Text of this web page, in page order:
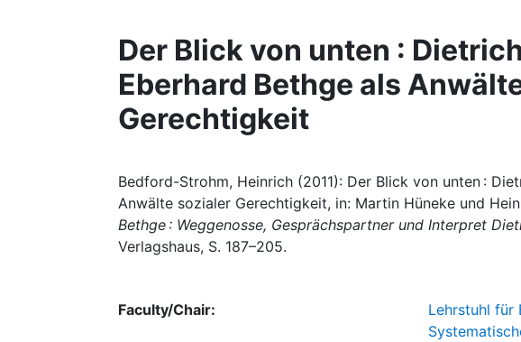
Der Blick von unten :
Eberhard Bethge als
Gerechtigkeit
Bedford-Strohm, Heinrich (2011): Der Blick von unten :
Anwälte sozialer Gerechtigkeit, in: Martin Hüneke und
Bethge : Weggenosse, Gesprächspartner und Interpret
Verlagshaus, S. 187–205.
Faculty/Chair:
Lehrstuhl für